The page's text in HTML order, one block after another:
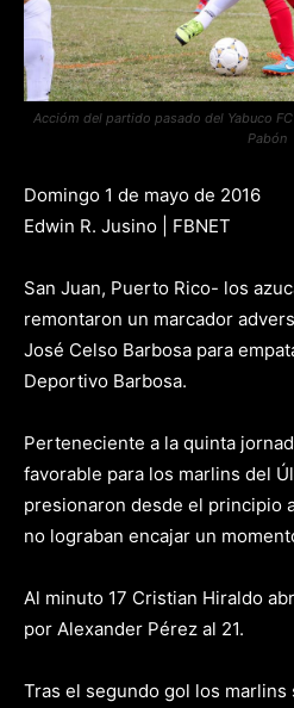
Accióm del partido pasado del Yabuco
Pabón
Domingo 1 de mayo de 2016
Edwin R. Jusino | FBNET
San Juan, Puerto Rico- los
remontaron un marcador
José Celso Barbosa para
Deportivo Barbosa.
Perteneciente a la quinta
favorable para los marlins del
presionaron desde el principio
no lograban encajar un
Al minuto 17 Cristian Hiraldo
por Alexander Pérez al 21.
Tras el segundo gol los